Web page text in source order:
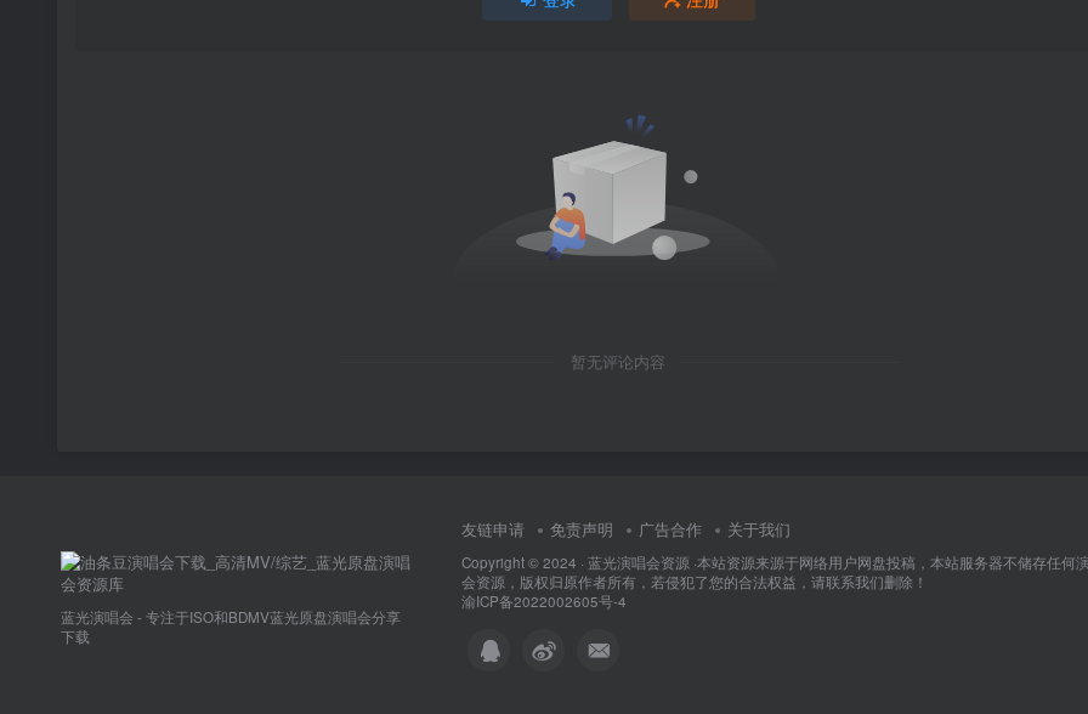
暂无评论内容
蓝光演唱会 - 专注于ISO和BDMV蓝光原盘演唱会分享
下载
友链申请 免责声明 广告合作 关于我们
Copyright © 2024 · 蓝光演唱会资源 ·本站资源来源于网络用户网盘投稿，本站服务器不储存任何
会资源，版权归原作者所有，若侵犯了您的合法权益，请联系我们删除！
渝ICP备2022002605号-4